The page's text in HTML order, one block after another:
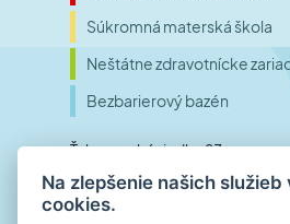
Súkromná materská škola
Neštátne zdravotnícke
Bezbarierový bazén
Ťahanovské riadky 23
040 01 Košice
Slovensko
Na zlepšenie našich
cookies.